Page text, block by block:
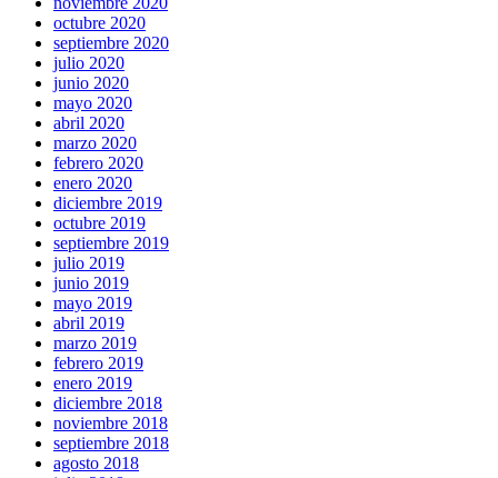
octubre 2020
septiembre 2020
julio 2020
junio 2020
mayo 2020
abril 2020
marzo 2020
febrero 2020
enero 2020
diciembre 2019
octubre 2019
septiembre 2019
julio 2019
junio 2019
mayo 2019
abril 2019
marzo 2019
febrero 2019
enero 2019
diciembre 2018
noviembre 2018
septiembre 2018
agosto 2018